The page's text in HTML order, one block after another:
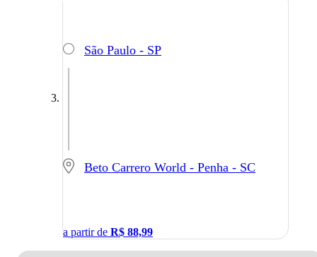
São Paulo - SP
Beto Carrero World - Penha - SC
a partir de R$ 88,99